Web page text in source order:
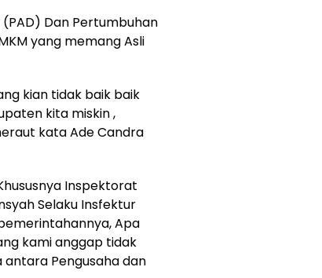
Dan Pertumbuhan
yang memang Asli
kian tidak baik baik
kita miskin ,
kata Ade Candra
Inspektorat
Selaku Insfektur
Apa
kami anggap tidak
antara Pengusaha dan